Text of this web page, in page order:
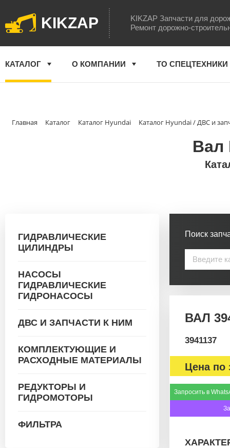
KIKZAP
KIKZAP Запчасти для
Ремонт дорожно-
КАТАЛОГ О КОМПАНИИ ТО СПЕЦТЕХНИКИ
Главная Каталог Каталог Hyundai Каталог Hyundai / ДВС и
Вал
ГИДРАВЛИЧЕСКИЕ
ЦИЛИНДРЫ
НАСОСЫ
ГИДРАВЛИЧЕСКИЕ
ГИДРОНАСОСЫ
ДВС И ЗАПЧАСТИ К НИМ
КОМПЛЕКТУЮЩИЕ И
РАСХОДНЫЕ МАТЕРИАЛЫ
РЕДУКТОРЫ И
ГИДРОМОТОРЫ
ФИЛЬТРА
Поиск
ВАЛ
3941137
Цена по
Запросить в